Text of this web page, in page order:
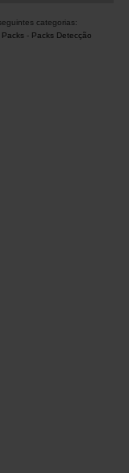
categorias:
Packs - Packs Detecção